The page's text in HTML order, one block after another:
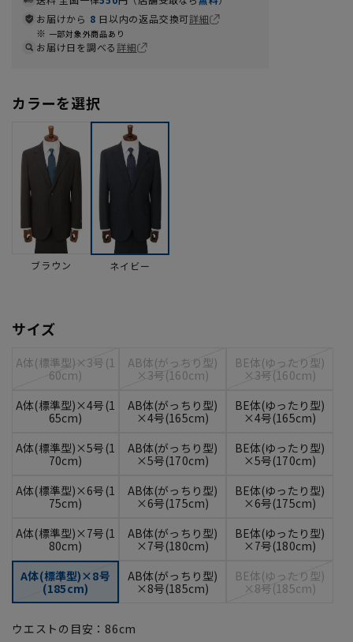
お届けから 8 日以内の返品交換可詳細
一部対象外商品あり
お届け日を調べる詳細
カラーを選択
ブラウン ネイビー
サイズ
A体(標準型)×3号(1
60cm)
AB体(がっちり型)
×3号(160cm)
BE体(ゆったり型)
×3号(160cm)
A体(標準型)×4号(1
65cm)
AB体(がっちり型)
×4号(165cm)
BE体(ゆったり型)
×4号(165cm)
A体(標準型)×5号(1
70cm)
AB体(がっちり型)
×5号(170cm)
BE体(ゆったり型)
×5号(170cm)
A体(標準型)×6号(1
75cm)
AB体(がっちり型)
×6号(175cm)
BE体(ゆったり型)
×6号(175cm)
A体(標準型)×7号(1
80cm)
AB体(がっちり型)
×7号(180cm)
BE体(ゆったり型)
×7号(180cm)
A体(標準型)×8号
(185cm)
AB体(がっちり型)
×8号(185cm)
BE体(ゆったり型)
×8号(185cm)
ウエストの目安： 86cm